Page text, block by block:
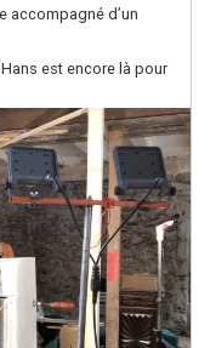
accompagné d’un
est encore là pour